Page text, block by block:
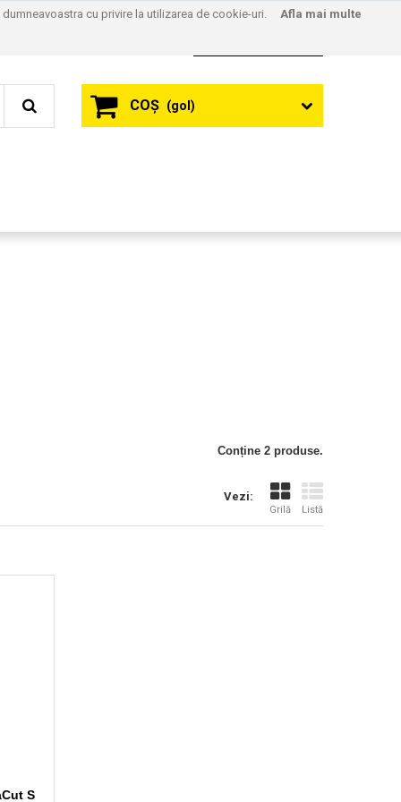
COŞ (gol)
Conține 2 produse.
Vezi:
Grilă Listă
S
cu privire la utilizarea de cookie-uri. Afla mai multe